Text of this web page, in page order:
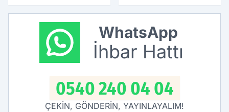
Ödeneceği Tarih
Netleşti
ziyaret
WhatsApp
İhbar Hattı
0540 240 04 04
ÇEKİN, GÖNDERİN, YAYINLAYALIM!